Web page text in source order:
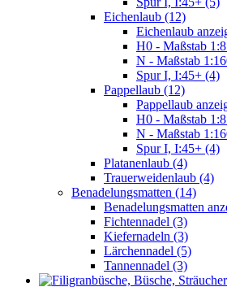
Eichenlaub (12)
Eichenlaub
H0 - Maßstab
N - Maßstab
Spur I, I:45+ (4)
Pappellaub (12)
Pappellaub
H0 - Maßstab
N - Maßstab
Spur I, I:45+ (4)
Platanenlaub (4)
Trauerweidenlaub (4)
Benadelungsmatten (14)
Benadelungsmatten
Fichtennadel (3)
Kiefernadeln (3)
Lärchennadel (5)
Tannennadel (3)